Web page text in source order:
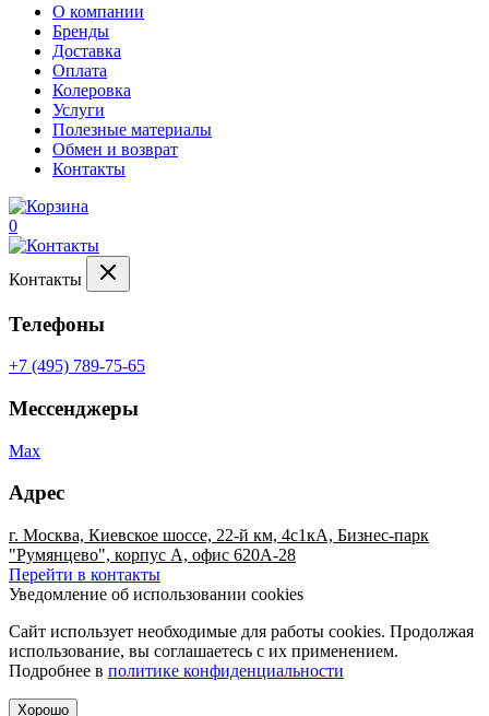
О компании
Бренды
Доставка
Оплата
Колеровка
Услуги
Полезные материалы
Обмен и возврат
Контакты
0
Контакты
Телефоны
+7 (495) 789-75-65
Мессенджеры
Max
Адрес
г. Москва, Киевское шоссе, 22-й км, 4с1кА, Бизнес-парк
"Румянцево", корпус А, офис 620А-28
Перейти в контакты
Уведомление об использовании cookies
Сайт использует необходимые для работы cookies. Продолжая
использование, вы соглашаетесь с их применением.
Подробнее в политике конфиденциальности
Хорошо